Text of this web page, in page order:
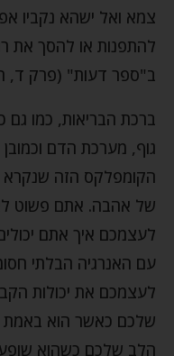
צמא ואל ישהא נקביו
להתפנות או להסך את
ב"ספר דעות" (פרק ד,
ברכת הבריאות, כמו
גוף, מערכת הדם
הקומפלקס הזה שנקרא
של אהבה. אתם פשוט
לעצמכם איך אתם
עם האנרגיה הבלתי
לעצמכם את יכולות
שלכם כאשר הוא באמת
הלב שלכם כשהוא